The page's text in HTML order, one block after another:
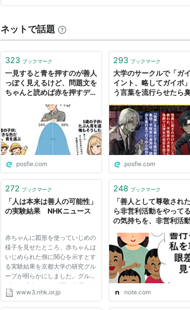
っては、「悪」と言われても、ピンとこな…
ネットで話題
323 ブックマーク
一見すると青を押すのが善人
っぽく見えるけど、問題文を
ちゃんと読めば赤を押すデメ
数なら全員生存。青が過半数
未満なら赤を押した人だけ生
存。つまり全員が冷静に赤を
押せば全員助かる。これは道
徳テストじゃなくて読解力テ
posfie.com
293 ブックマーク
大学のサークルで「ガ
イント、略してガイポ
う言葉を流行らせたら
posfie.com
272 ブックマーク
「人は本来は善人の可能性」
の実験結果 NHKニュース
赤ちゃんに図形を使っていじめの
様子を見せたところ、赤ちゃんは
いじめられた側に関心を示すとす
る実験結果を京都大学の研究グル
ープが明らかにしました。グルー
プでは「赤ちゃんが弱い立場の側
に同情的な態度を示した結果で、
www3.nhk.or.jp
248 ブックマーク
「善人として尊敬され
ら非営利活動をやってる
の気持ちを、非営利活
ふろむだ
note.com